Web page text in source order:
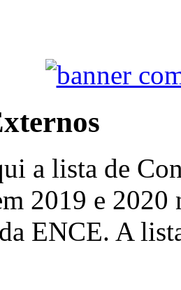
a lista de
2019 e 2020
ENCE. A